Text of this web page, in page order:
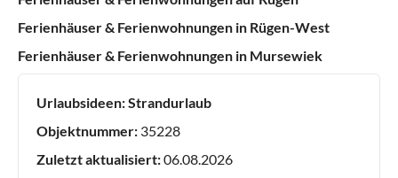
Ferienhäuser & Ferienwohnungen in Rügen-West
Ferienhäuser & Ferienwohnungen in Mursewiek
Urlaubsideen:Strandurlaub
Objektnummer: 35228
Zuletzt aktualisiert:06.08.2026